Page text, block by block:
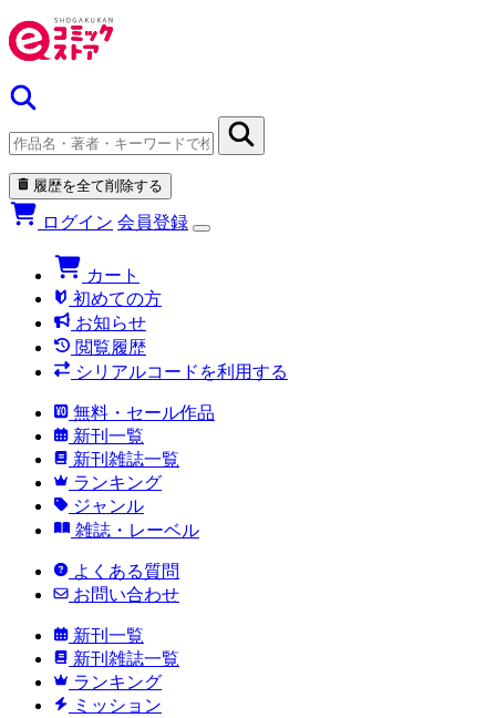
履歴を全て削除する
ログイン 会員登録
カート
初めての方
お知らせ
閲覧履歴
シリアルコードを利用する
無料・セール作品
新刊一覧
新刊雑誌一覧
ランキング
ジャンル
雑誌・レーベル
よくある質問
お問い合わせ
新刊一覧
新刊雑誌一覧
ランキング
ミッション